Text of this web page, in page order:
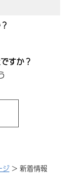
すか？
ジ > 新着情報